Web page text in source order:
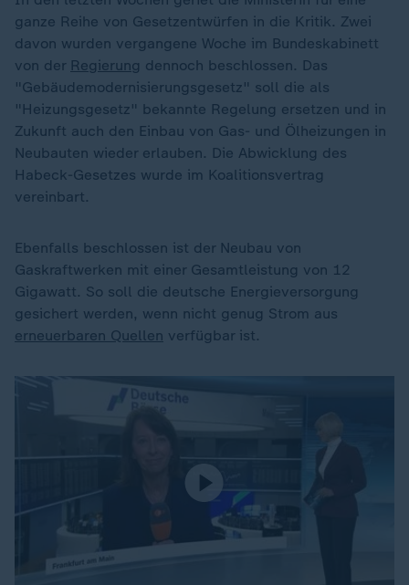
ganze Reihe von Gesetzentwürfen in die Kritik. Zwei
davon wurden vergangene Woche im Bundeskabinett
von der Regierung dennoch beschlossen. Das
"Gebäudemodernisierungsgesetz" soll die als
"Heizungsgesetz" bekannte Regelung ersetzen und in
Zukunft auch den Einbau von Gas- und Ölheizungen in
Neubauten wieder erlauben. Die Abwicklung des
Habeck-Gesetzes wurde im Koalitionsvertrag
vereinbart.
Ebenfalls beschlossen ist der Neubau von
Gaskraftwerken mit einer Gesamtleistung von 12
Gigawatt. So soll die deutsche Energieversorgung
gesichert werden, wenn nicht genug Strom aus
erneuerbaren Quellen verfügbar ist.